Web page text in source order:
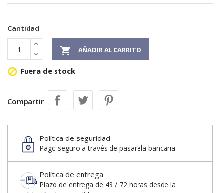
Cantidad
 AÑADIR AL CARRITO
 Fuera de stock
Compartir
Política de seguridad
Pago seguro a través de pasarela bancaria
Política de entrega
Plazo de entrega de 48 / 72 horas desde la